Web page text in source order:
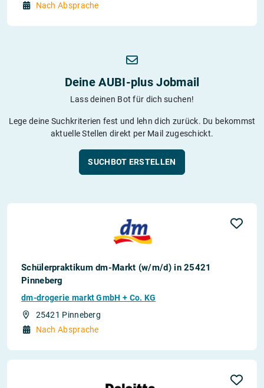
Nach Absprache
Deine AUBI-plus Jobmail
Lass deinen Bot für dich suchen!
Lege deine Suchkriterien fest und lehn dich zurück. Du bekommst
aktuelle Stellen direkt per Mail zugeschickt.
SUCHBOT ERSTELLEN
Schülerpraktikum dm-Markt (w/m/d) in 25421
Pinneberg
dm-drogerie markt GmbH + Co. KG
25421 Pinneberg
Nach Absprache